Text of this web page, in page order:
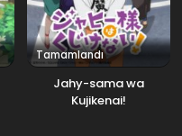
Tamamlandı
Jahy-sama wa
Kujikenai!